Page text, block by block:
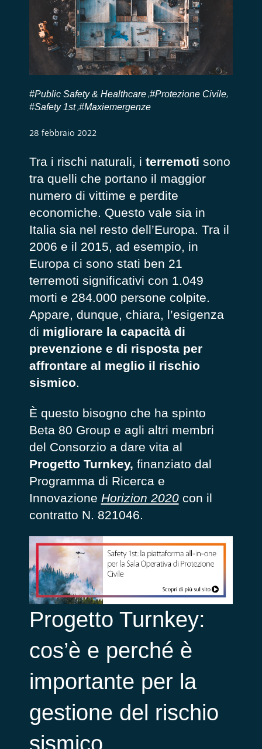
#Public Safety & Healthcare,#Protezione Civile,
#Safety 1st,#Maxiemergenze
28 febbraio 2022
Tra i rischi naturali, i terremoti sono
tra quelli che portano il maggior
numero di vittime e perdite
economiche. Questo vale sia in
Italia sia nel resto dell’Europa. Tra il
2006 e il 2015, ad esempio, in
Europa ci sono stati ben 21
terremoti significativi con 1.049
morti e 284.000 persone colpite.
Appare, dunque, chiara, l’esigenza
di migliorare la capacità di
prevenzione e di risposta per
affrontare al meglio il rischio
sismico.
È questo bisogno che ha spinto
Beta 80 Group e agli altri membri
del Consorzio a dare vita al
Progetto Turnkey, finanziato dal
Programma di Ricerca e
Innovazione Horizion 2020con il
contratto N. 821046.
Progetto Turnkey:
cos’è e perché è
importante per la
gestione del rischio
sismico